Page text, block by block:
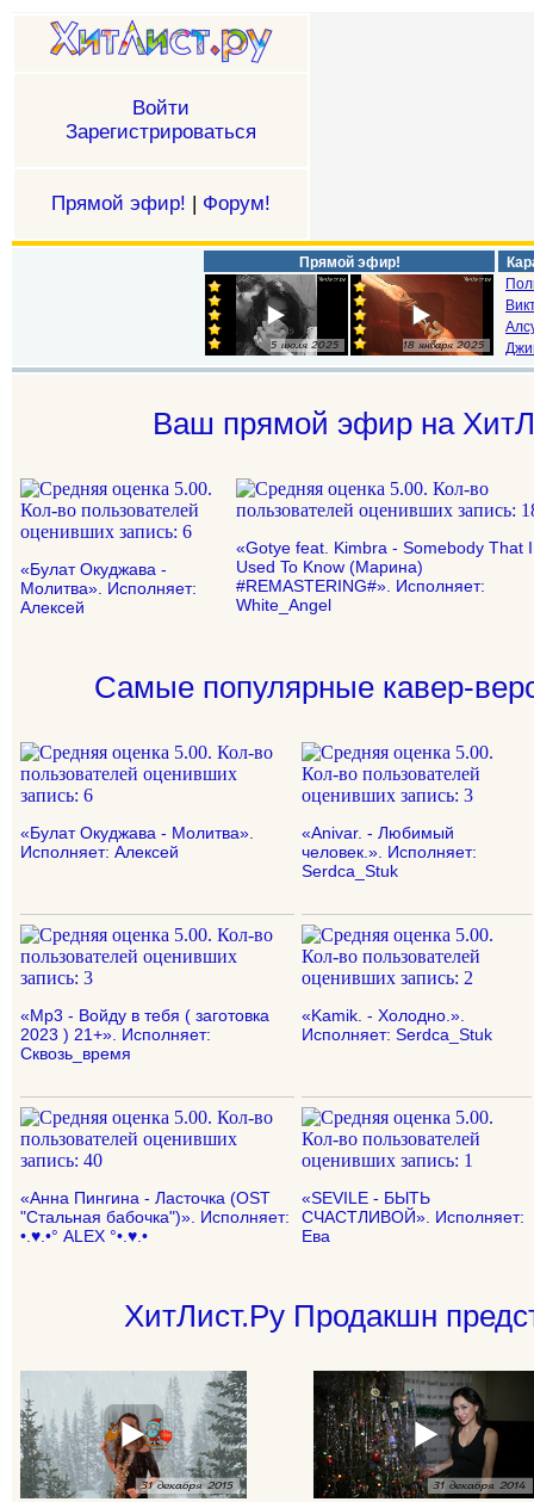
Войти
Зарегистрироваться
Прямой эфир! | Форум!
Прямой эфир!
Ваш прямой эфир на
«Булат Окуджава -
Молитва». Исполняет:
Алексей
«Gotye feat. Kimbra - Somebody That I
Used To Know (Марина)
#REMASTERING#». Исполняет:
White_Angel
Самые популярные кавер-
«Булат Окуджава - Молитва».
Исполняет: Алексей
«Anivar. - Любимый
человек.». Исполняет:
Serdca_Stuk
«Mp3 - Войду в тебя ( заготовка
2023 ) 21+». Исполняет:
Сквозь_время
«Kamik. - Холодно.».
Исполняет: Serdca_Stuk
«Анна Пингина - Ласточка (OST
"Стальная бабочка")». Исполняет:
•.♥.•° ALEX °•.♥.•
«SEVILE - БЫТЬ
СЧАСТЛИВОЙ». Исполняет:
Ева
ХитЛист.Ру Продакшн